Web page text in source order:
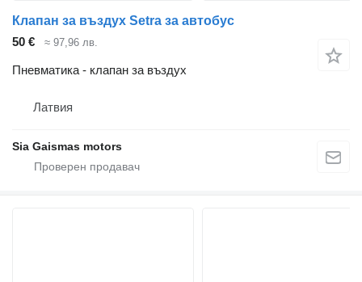
Клапан за въздух Setra за автобус
50 €
≈ 97,96 лв.
Пневматика - клапан за въздух
Латвия
Sia Gaismas motors